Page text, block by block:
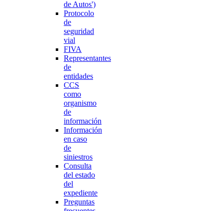
de Autos')
Protocolo
de
seguridad
vial
FIVA
Representantes
de
entidades
CCS
como
organismo
de
información
Información
en caso
de
siniestros
Consulta
del estado
del
expediente
Preguntas